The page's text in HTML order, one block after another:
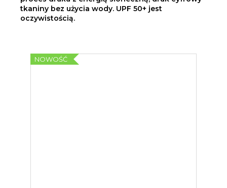
tkaniny bez użycia wody. UPF 50+ jest
oczywistością.
NOWOŚĆ